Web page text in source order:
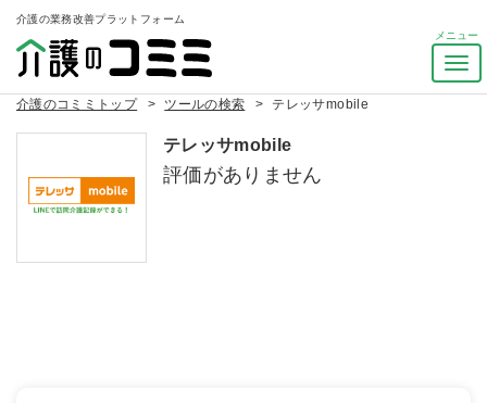
介護の業務改善プラットフォーム
ナ
ビ
介護のコミミトップ ツールの検索 テレッサmobile
テレッサmobile
評価がありません